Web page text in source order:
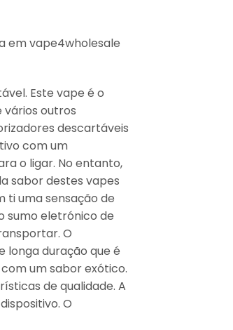
em vape4wholesale
Este vape é o
vários outros
descartáveis
com um
o ligar. No entanto,
sabor destes vapes
ti uma sensação de
sumo eletrónico de
O
longa duração que é
um sabor exótico.
de qualidade. A
O